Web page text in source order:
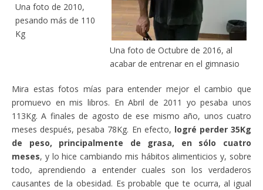
Una foto de 2010,
pesando más de 110
Kg
Una foto de Octubre de 2016, al
acabar de entrenar en el gimnasio
Mira estas fotos mías para entender mejor el cambio que
promuevo en mis libros. En Abril de 2011 yo pesaba unos
113Kg. A finales de agosto de ese mismo año, unos cuatro
meses después, pesaba 78Kg. En efecto, logré perder 35Kg
de peso, principalmente de grasa, en sólo cuatro
meses, y lo hice cambiando mis hábitos alimenticios y, sobre
todo, aprendiendo a entender cuales son los verdaderos
causantes de la obesidad. Es probable que te ocurra, al igual